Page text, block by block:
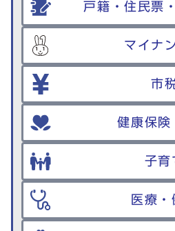
戸籍・住民票
マイナ
市
健康保険
子育
医療・